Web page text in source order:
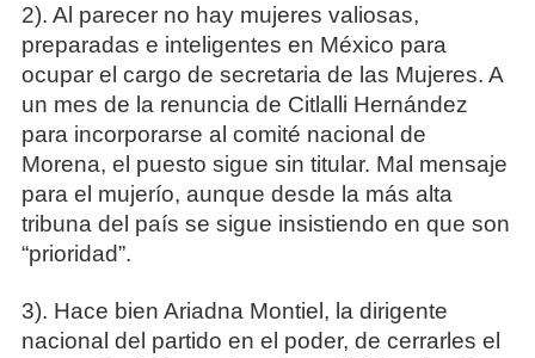
2). Al parecer no hay mujeres valiosas,
preparadas e inteligentes en México para
ocupar el cargo de secretaria de las Mujeres. A
un mes de la renuncia de Citlalli Hernández
para incorporarse al comité nacional de
Morena, el puesto sigue sin titular. Mal mensaje
para el mujerío, aunque desde la más alta
tribuna del país se sigue insistiendo en que son
“prioridad”.
3). Hace bien Ariadna Montiel, la dirigente
nacional del partido en el poder, de cerrarles el